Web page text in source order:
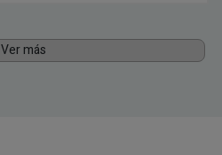
Ver más